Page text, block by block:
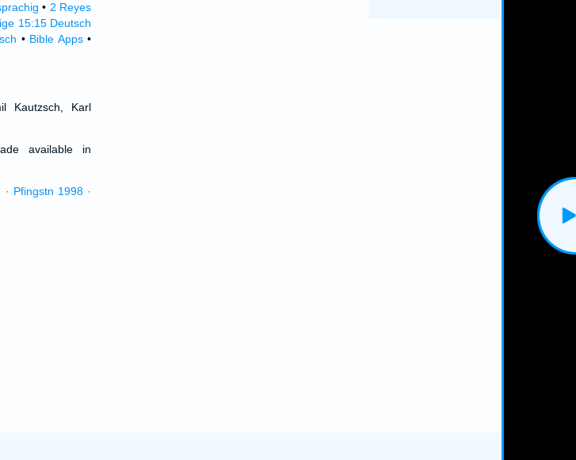
• 2 Reyes
15:15 Deutsch
• Bible Apps•
Kautzsch, Karl
available in
Pfingstn 1998 ·